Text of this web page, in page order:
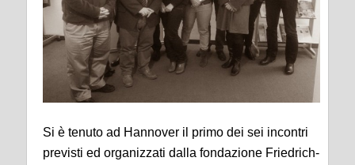
Si è tenuto ad Hannover il primo dei sei incontri
previsti ed organizzati dalla fondazione Friedrich-